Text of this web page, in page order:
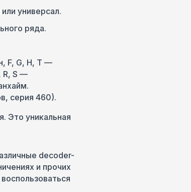
универсал.
ряда.
F, G, H, T —
R, S —
серия 460).
Это уникальная
decoder-
и прочих